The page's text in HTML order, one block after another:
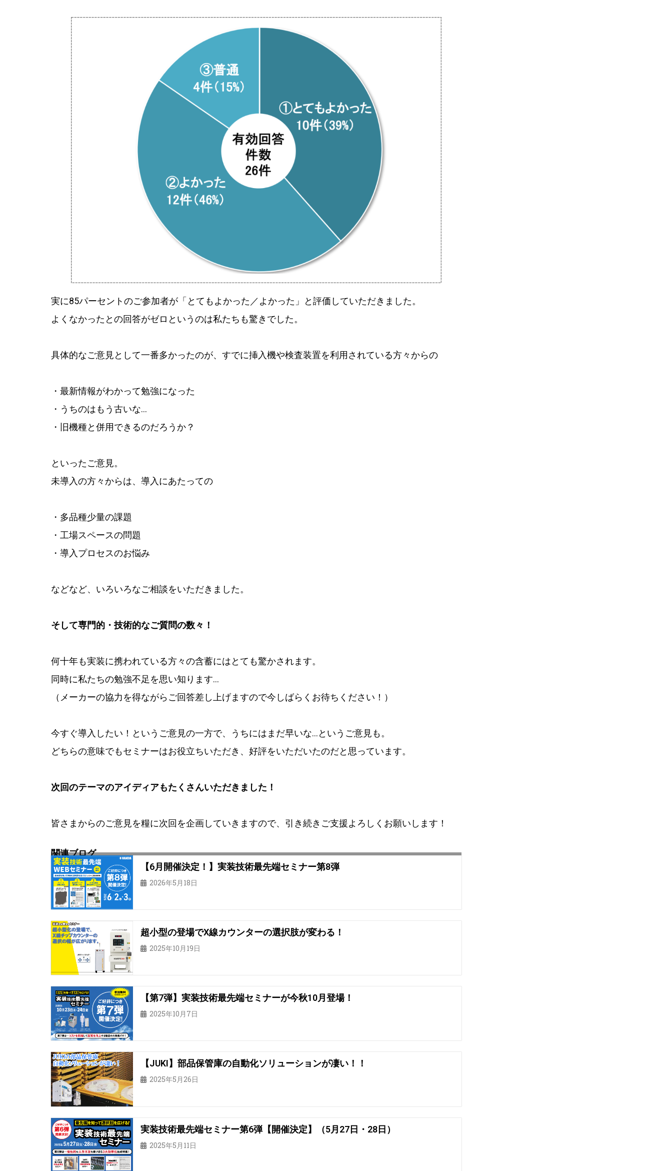
実に85パーセントのご参加者が「とてもよかった／よかった」と評価していただきました。
よくなかったとの回答がゼロというのは私たちも驚きでした。
具体的なご意見として一番多かったのが、すでに挿入機や検査装置を利用されている方々からの
・最新情報がわかって勉強になった
・うちのはもう古いな…
・旧機種と併用できるのだろうか？
といったご意見。
未導入の方々からは、導入にあたっての
・多品種少量の課題
・工場スペースの問題
・導入プロセスのお悩み
などなど、いろいろなご相談をいただきました。
そして専門的・技術的なご質問の数々！
何十年も実装に携われている方々の含蓄にはとても驚かされます。
同時に私たちの勉強不足を思い知ります…
（メーカーの協力を得ながらご回答差し上げますので今しばらくお待ちください！）
今すぐ導入したい！というご意見の一方で、うちにはまだ早いな…というご意見も。
どちらの意味でもセミナーはお役立ちいただき、好評をいただいたのだと思っています。
次回のテーマのアイディアもたくさんいただきました！
皆さまからのご意見を糧に次回を企画していきますので、引き続きご支援よろしくお願いします！
関連ブログ
【6月開催決定！】実装技術最先端セミナー第8弾
2026年5月18日
超小型の登場でX線カウンターの選択肢が変わる！
2025年10月19日
【第7弾】実装技術最先端セミナーが今秋10月登場！
2025年10月7日
【JUKI】部品保管庫の自動化ソリューションが凄い！！
2025年5月26日
実装技術最先端セミナー第6弾【開催決定】（5月27日・28日）
2025年5月11日